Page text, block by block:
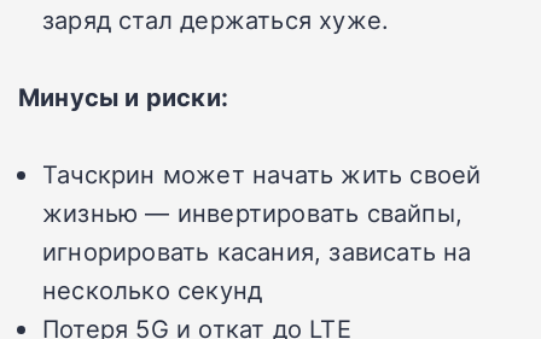
заряд стал держаться хуже.
Минусы и риски:
Тачскрин может начать жить своей
жизнью — инвертировать свайпы,
игнорировать касания, зависать на
несколько секунд
Потеря 5G и откат до LTE